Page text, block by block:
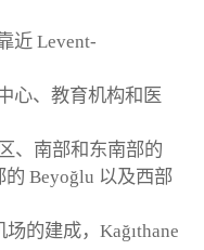
近 Levent-
心、教育机构和医
、南部和东南部的
Beyoğlu 以及西部
的建成，Kağıthane